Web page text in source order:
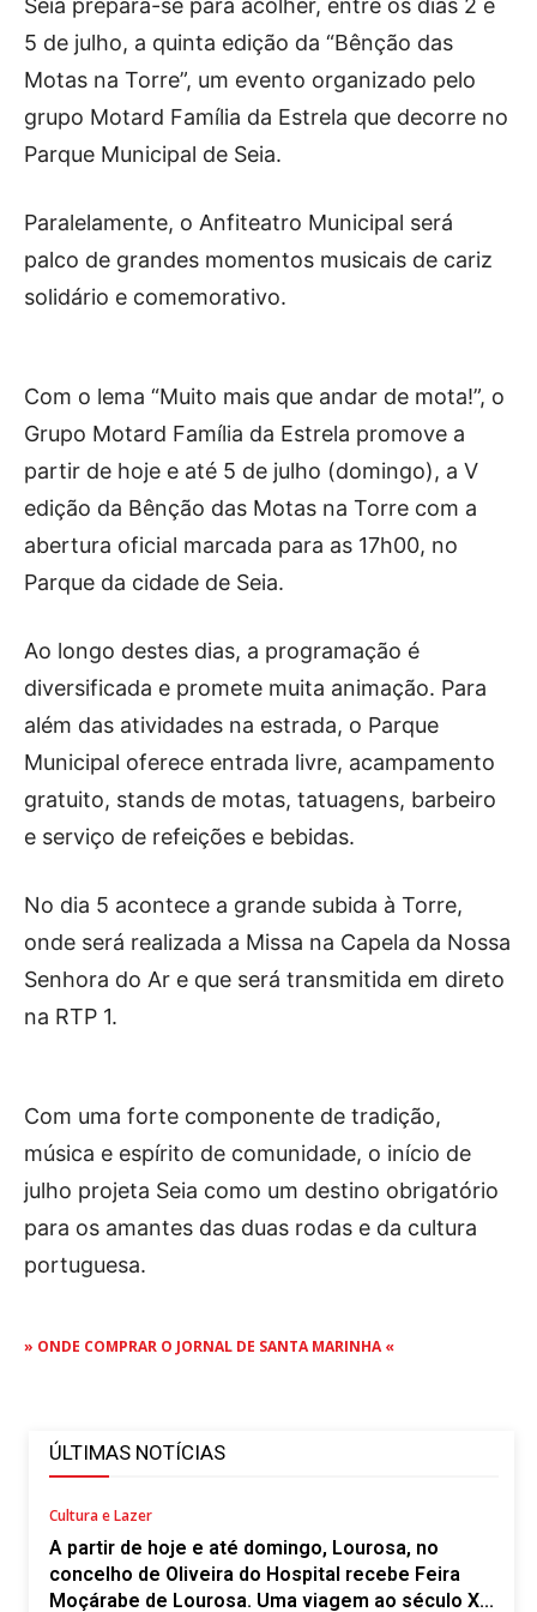
Voz da Solidariedade
»»» Fundação Aurora Borges
Seia em Números
Contactos
Estatuto editorial Sobre o Jornal
Contactos
Ficha Técnica
Seia prepara-se para acolher, entre os dias 2 e
5 de julho, a quinta edição da “Bênção das
Motas na Torre”, um evento organizado pelo
grupo Motard Família da Estrela que decorre no
Parque Municipal de Seia.
Paralelamente, o Anfiteatro Municipal será
palco de grandes momentos musicais de cariz
solidário e comemorativo.
Com o lema “Muito mais que andar de mota!”, o
Grupo Motard Família da Estrela promove a
partir de hoje e até 5 de julho (domingo), a V
edição da Bênção das Motas na Torre com a
abertura oficial marcada para as 17h00, no
Parque da cidade de Seia.
Ao longo destes dias, a programação é
diversificada e promete muita animação. Para
além das atividades na estrada, o Parque
Municipal oferece entrada livre, acampamento
gratuito, stands de motas, tatuagens, barbeiro
e serviço de refeições e bebidas.
No dia 5 acontece a grande subida à Torre,
onde será realizada a Missa na Capela da Nossa
Senhora do Ar e que será transmitida em direto
na RTP 1.
Com uma forte componente de tradição,
música e espírito de comunidade, o início de
julho projeta Seia como um destino obrigatório
para os amantes das duas rodas e da cultura
portuguesa.
» ONDE COMPRAR O JORNAL DE SANTA MARINHA «
ÚLTIMAS NOTÍCIAS
Cultura e Lazer
A partir de hoje e até domingo, Lourosa, no
concelho de Oliveira do Hospital recebe Feira
Moçárabe de Lourosa. Uma viagem ao século X...